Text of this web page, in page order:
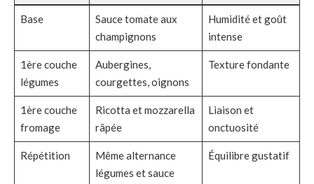
Base
Sauce tomate aux
champignons
Humidité et goût
intense
1ère couche
légumes
Aubergines,
courgettes, oignons
Texture fondante
1ère couche
fromage
Ricotta et mozzarella
râpée
Liaison et
onctuosité
Répétition
Même alternance
légumes et sauce
Équilibre gustatif